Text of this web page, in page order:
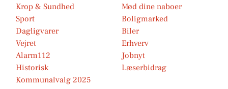
Krop & Sundhed
Mød dine naboer
Sport
Boligmarked
Dagligvarer
Biler
Vejret
Erhverv
Alarm112
Jobnyt
Historisk
Læserbidrag
Kommunalvalg 2025